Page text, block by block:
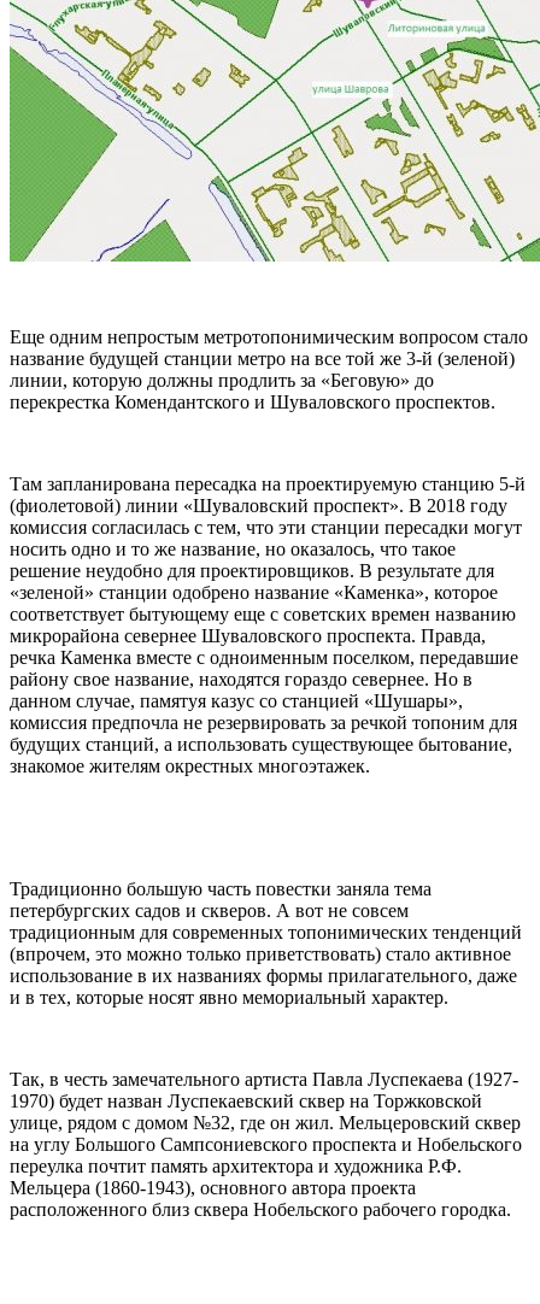
Еще одним непростым метротопонимическим вопросом стало
название будущей станции метро на все той же 3-й (зеленой)
линии, которую должны продлить за «Беговую» до
перекрестка Комендантского и Шуваловского проспектов.
Там запланирована пересадка на проектируемую станцию 5-й
(фиолетовой) линии «Шуваловский проспект». В 2018 году
комиссия согласилась с тем, что эти станции пересадки могут
носить одно и то же название, но оказалось, что такое
решение неудобно для проектировщиков. В результате для
«зеленой» станции одобрено название «Каменка», которое
соответствует бытующему еще с советских времен названию
микрорайона севернее Шуваловского проспекта. Правда,
речка Каменка вместе с одноименным поселком, передавшие
району свое название, находятся гораздо севернее. Но в
данном случае, памятуя казус со станцией «Шушары»,
комиссия предпочла не резервировать за речкой топоним для
будущих станций, а использовать существующее бытование,
знакомое жителям окрестных многоэтажек.
Традиционно большую часть повестки заняла тема
петербургских садов и скверов. А вот не совсем
традиционным для современных топонимических тенденций
(впрочем, это можно только приветствовать) стало активное
использование в их названиях формы прилагательного, даже
и в тех, которые носят явно мемориальный характер.
Так, в честь замечательного артиста Павла Луспекаева (1927-
1970) будет назван Луспекаевский сквер на Торжковской
улице, рядом с домом №32, где он жил. Мельцеровский сквер
на углу Большого Сампсониевского проспекта и Нобельского
переулка почтит память архитектора и художника Р.Ф.
Мельцера (1860-1943), основного автора проекта
расположенного близ сквера Нобельского рабочего городка.